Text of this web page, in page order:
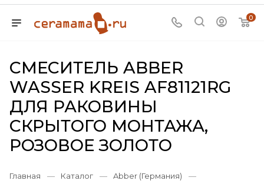
0
СМЕСИТЕЛЬ ABBER
WASSER KREIS AF81121RG
ДЛЯ РАКОВИНЫ
СКРЫТОГО МОНТАЖА,
РОЗОВОЕ ЗОЛОТО
Главная — Каталог — Abber (Германия)
—